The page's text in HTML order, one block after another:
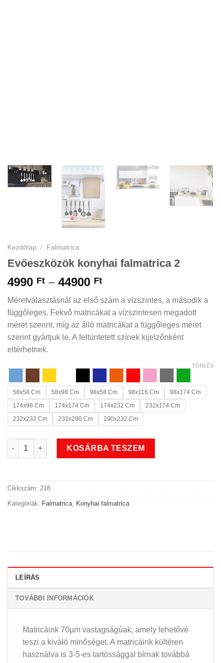
Kezdőlap / Falmatrica
Evőeszközök konyhai falmatrica 2
4990 Ft – 44900 FtÁrtartomány:
4990 Ft
-
44900 Ft
Méretválasztásnál az első szám a vízszintes, a második a
függőleges. Fekvő matricákat a vízszintesen megadott
méret szerint, míg az álló matricákat a függőleges méret
szerint gyártjuk le. A feltüntetett színek kijelzőnként
eltérhetnek.
58x58 Cm 58x98 Cm 98x58 Cm 98x116 Cm
98x174 Cm
174x98 Cm
174x174 Cm 174x232 Cm
232x174 Cm
232x232 Cm
232x290 Cm 290x232 Cm
TÖRLÉS
Evőeszközök konyhai falmatrica 2 mennyiség
KOSÁRBA TESZEM
Cikkszám: 218
Kategóriák: Falmatrica Konyhai falmatrica
LEÍRÁS
TOVÁBBI INFORMÁCIÓK
Matricáink 70µm vastagságúak, amely lehetővé
teszi a kiváló minőséget. A matricáink kültéren
használva is 3-5-es tartóssággal bírnak továbbá